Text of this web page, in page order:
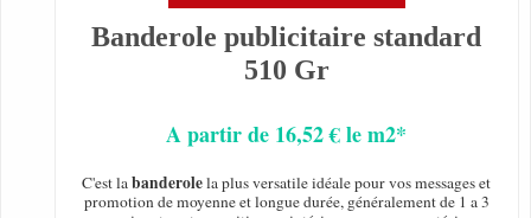
Banderole publicitaire standard
510 Gr
A partir de 16,52 € le m2*
C'est labanderolela plus versatile idéale pour vos messages et
promotion de moyenne et longue durée, généralement de 1 a 3